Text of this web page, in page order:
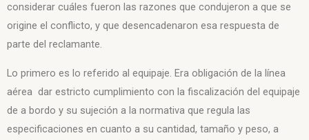
considerar cuáles fueron las razones que condujeron a que se
origine el conflicto, y que desencadenaron esa respuesta de
parte del reclamante.
Lo primero es lo referido al equipaje. Era obligación de la línea
aérea dar estricto cumplimiento con la fiscalización del equipaje
de a bordo y su sujeción a la normativa que regula las
especificaciones en cuanto a su cantidad, tamaño y peso, a